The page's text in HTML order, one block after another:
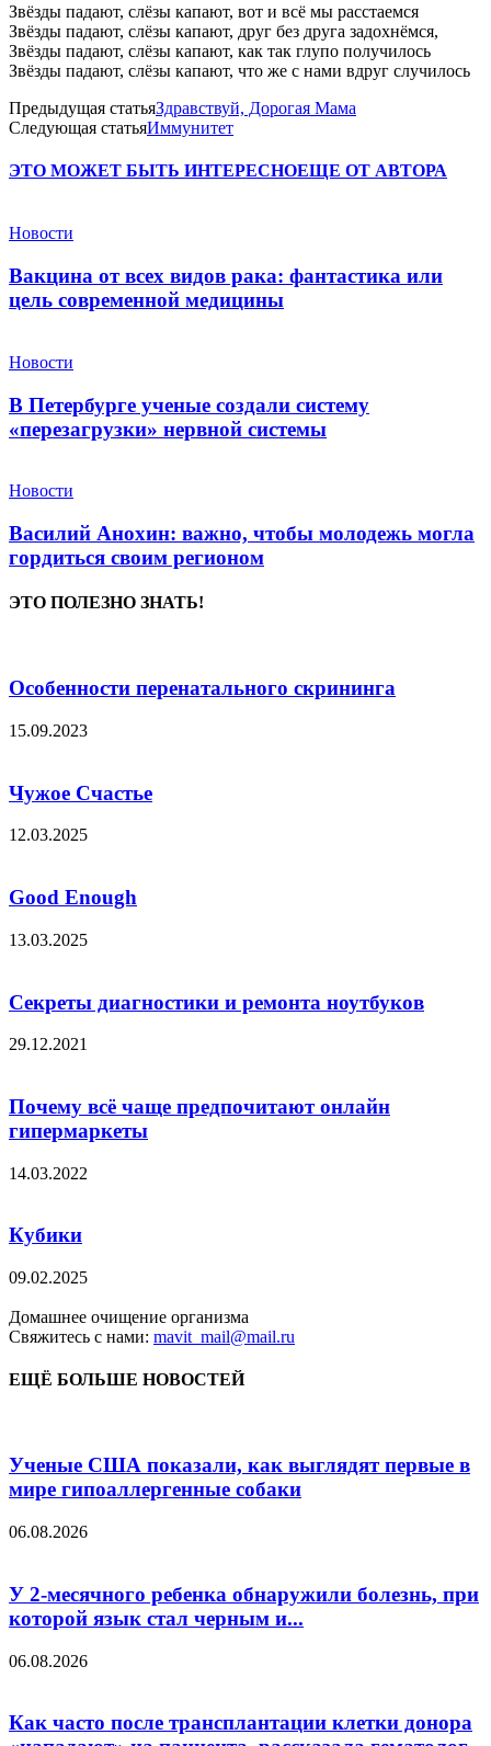
Звёзды падают, слёзы капают, вот и всё мы расстаемся
Звёзды падают, слёзы капают, друг без друга задохнёмся,
Звёзды падают, слёзы капают, как так глупо получилось
Звёзды падают, слёзы капают, что же с нами вдруг случилось
Предыдущая статьяЗдравствуй, Дорогая Мама
Следующая статьяИммунитет
ЭТО МОЖЕТ БЫТЬ ИНТЕРЕСНОЕЩЕ ОТ АВТОРА
Новости
Вакцина от всех видов рака: фантастика или
цель современной медицины
Новости
В Петербурге ученые создали систему
«перезагрузки» нервной системы
Новости
Василий Анохин: важно, чтобы молодежь могла
гордиться своим регионом
ЭТО ПОЛЕЗНО ЗНАТЬ!
Особенности перенатального скрининга
15.09.2023
Чужое Счастье
12.03.2025
Good Enough
13.03.2025
Секреты диагностики и ремонта ноутбуков
29.12.2021
Почему всё чаще предпочитают онлайн
гипермаркеты
14.03.2022
Кубики
09.02.2025
Домашнее очищение организма
Свяжитесь с нами: mavit_mail@mail.ru
ЕЩЁ БОЛЬШЕ НОВОСТЕЙ
Ученые США показали, как выглядят первые в
мире гипоаллергенные собаки
06.08.2026
У 2-месячного ребенка обнаружили болезнь, при
которой язык стал черным и...
06.08.2026
Как часто после трансплантации клетки донора